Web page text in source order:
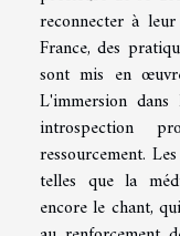
reconnecter à
France, des
sont mis en
L'immersion
introspection
ressourcement.
telles que la
encore le chant,